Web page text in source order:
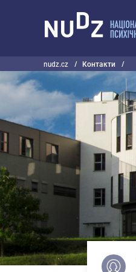
nudz.cz / Контакти /